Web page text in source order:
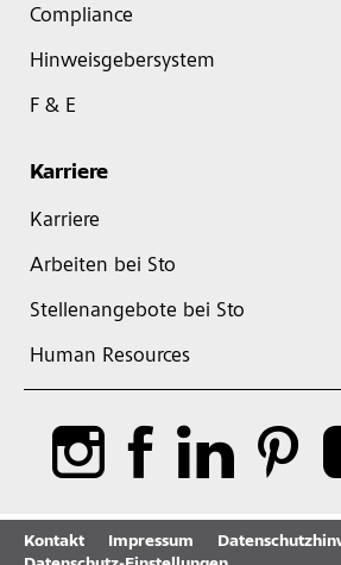
Compliance
Hinweisgebersystem
F & E
Karriere
Karriere
Arbeiten bei Sto
Stellenangebote bei Sto
Human Resources
Kontakt Impressum